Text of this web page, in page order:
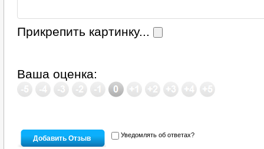
Прикрепить картинку...
Ваша оценка:
Уведомлять об ответах?